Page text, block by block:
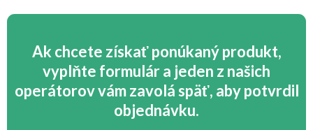
Ak chcete získať ponúkaný produkt,
vyplňte formulár a jeden z našich
operátorov vám zavolá späť, aby potvrdil
objednávku.